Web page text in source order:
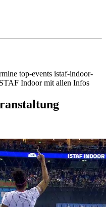
top-events istaf-indoor-
Indoor mit allen Infos